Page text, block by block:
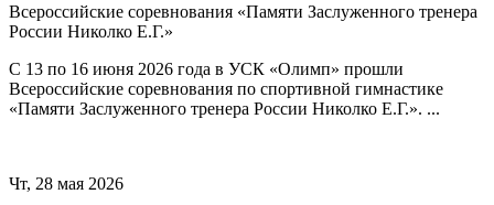
Всероссийские соревнования «Памяти Заслуженного тренера
России Николко Е.Г.»
С 13 по 16 июня 2026 года в УСК «Олимп» прошли
Всероссийские соревнования по спортивной гимнастике
«Памяти Заслуженного тренера России Николко Е.Г.». ...
Чт, 28 мая 2026